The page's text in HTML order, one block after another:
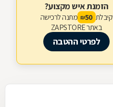
הזמנת איש מקצוע?
קיבלת 50
₪ מתנה לרכישה
באתר ZAPSTORE
לפרטי ההטבה